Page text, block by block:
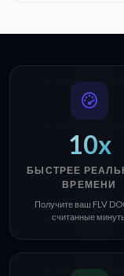
10x
БЫСТРЕЕ
ВРЕМЕНИ
Получите ваш FLV
считанные